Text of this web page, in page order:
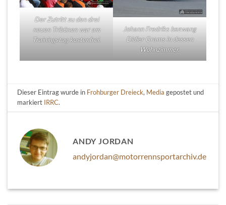
Der Zutritt zu den drei
neuen Tribünen war am
Trainingstag kostenfrei.
Johann Fredriks bezwang
Didier Grams in dessen
Wohnzimmer.
Dieser Eintrag wurde in Frohburger Dreieck, Media gepostet und
markiert IRRC.
ANDY JORDAN
andyjordan@motorrennsportarchiv.de